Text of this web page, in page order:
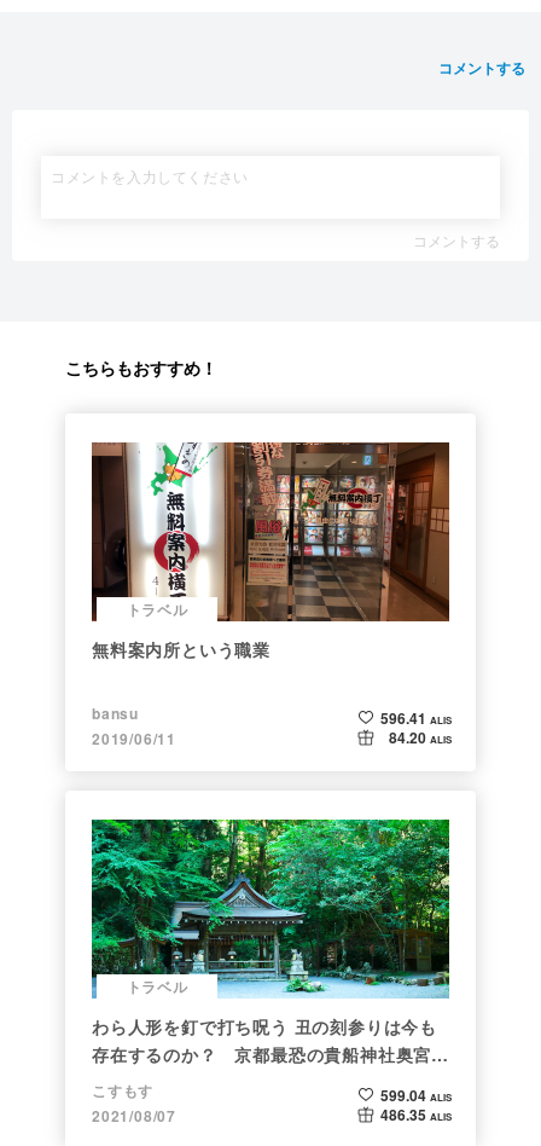
コメントする
コメントする
こちらもおすすめ！
トラベル
無料案内所という職業
bansu
2019/06/11
596.41 ALIS
84.20 ALIS
トラベル
わら人形を釘で打ち呪う 丑の刻参りは今も
存在するのか？ 京都最恐の貴船神社奥宮を
調べた
こすもす
2021/08/07
599.04 ALIS
486.35 ALIS